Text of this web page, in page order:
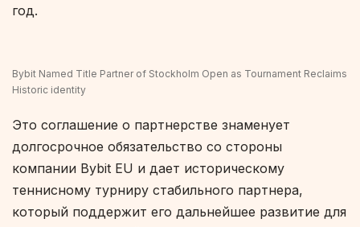
год.
Bybit Named Title Partner of Stockholm Open as Tournament Reclaims
Historic identity
Это соглашение о партнерстве знаменует
долгосрочное обязательство со стороны
компании Bybit EU и дает историческому
теннисному турниру стабильного партнера,
который поддержит его дальнейшее развитие для